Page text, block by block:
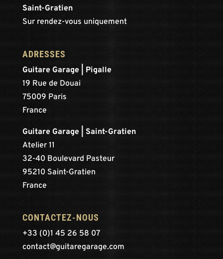
Saint-Gratien
Sur rendez-vous uniquement
ADRESSES
Guitare Garage | Pigalle
19 Rue de Douai
75009 Paris
France
Guitare Garage | Saint-Gratien
Atelier 11
32-40 Boulevard Pasteur
95210 Saint-Gratien
France
CONTACTEZ-NOUS
+33 (0)1 45 26 58 07
contact@guitaregarage.com